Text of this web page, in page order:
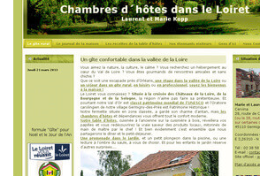
~281€/mois économisés d'annonces commerciales
~401€/mois économisés d'annonces commerciales